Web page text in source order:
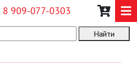
8 909-077-0303
О КОМПАНИИНайти